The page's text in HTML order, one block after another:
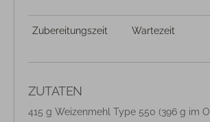
Zubereitungszeit Wartezeit
ZUTATEN
415 g Weizenmehl Type 550 (396 g im